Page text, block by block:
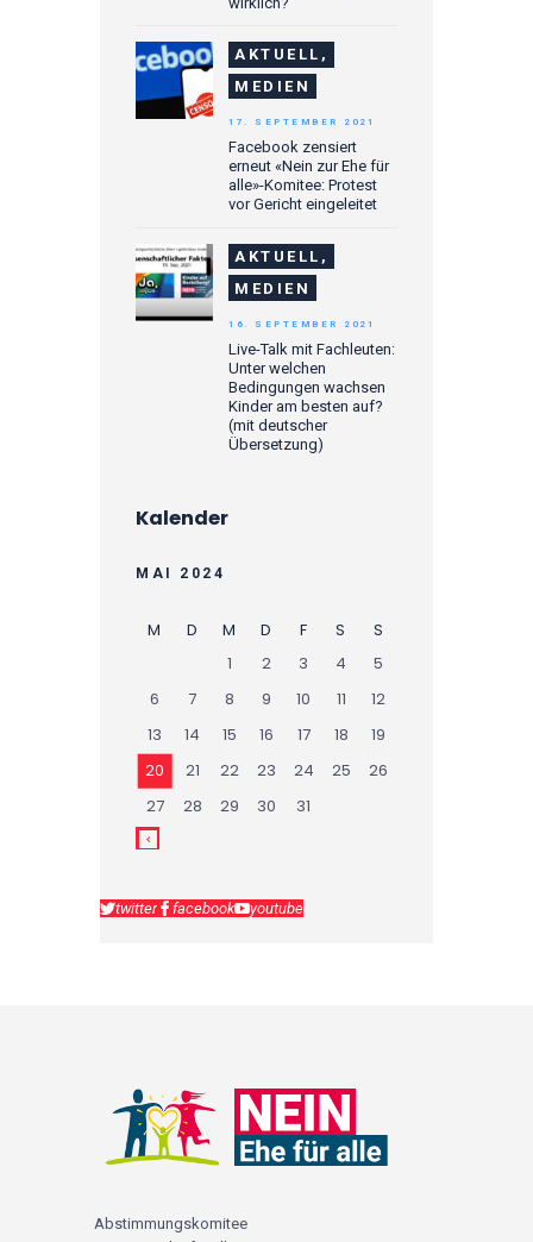
AKTUELL,
MEDIEN
Facebook zensiert
erneut «Nein zur Ehe für
alle»-Komitee: Protest
vor Gericht eingeleitet
17. SEPTEMBER 2021
AKTUELL,
MEDIEN
Live-Talk mit Fachleuten:
Unter welchen
Bedingungen wachsen
Kinder am besten auf?
(mit deutscher
Übersetzung)
16. SEPTEMBER 2021
Kalender
MAI 2024
M D M D F S
S
1
2 3 4
5
6
7 8 9 10 11
12
13
14 15 16 17 18
19
20
21 22 23 24 25
26
27
28 29 30 31
twitter facebook youtube
Abstimmungskomitee